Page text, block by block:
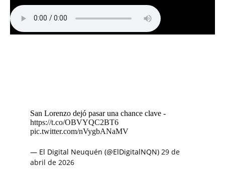
San Lorenzo dejó pasar una chance clave -
https://t.co/OBVYQC2BT6
pic.twitter.com/nVygbANaMV
— El Digital Neuquén (@ElDigitalNQN) 29 de
abril de 2026